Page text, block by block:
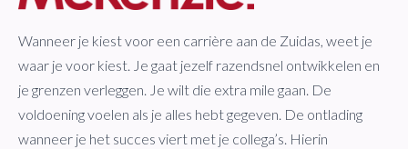
Wanneer je kiest voor een carrière aan de Zuidas, weet je
waar je voor kiest. Je gaat jezelf razendsnel ontwikkelen en
je grenzen verleggen. Je wilt die extra mile gaan. De
voldoening voelen als je alles hebt gegeven. De ontlading
wanneer je het succes viert met je collega’s. Hierin